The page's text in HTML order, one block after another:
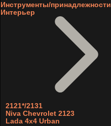
Инструменты/принадлежности
Интерьер
2121*/2131
Niva Chevrolet 2123
Lada 4x4 Urban